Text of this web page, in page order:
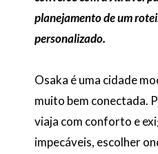
planejamento de um
personalizado.
Osaka é uma cidade
muito bem conectada.
viaja com conforto e
impecáveis, escolher